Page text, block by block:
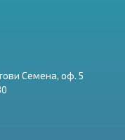
Семена, оф. 5